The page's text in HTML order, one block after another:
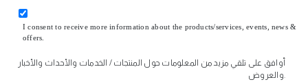
I consent to receive more information about the products/services, events, news &
offers.
أوافق على تلقي مزيد من المعلومات حول المنتجات / الخدمات والأحداث والأخبار